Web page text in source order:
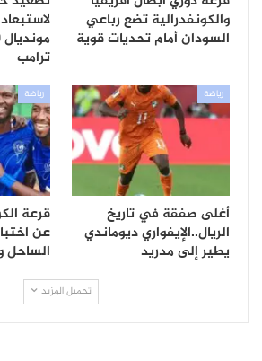
والكونفدرالية تضع رباعي
السودان أمام تحديات قوية
ترامب
رياضة
أغلى صفقة في تاريخ
الريال..الإيفواري ديوماندي
يطير إلى مدريد
رياضة
قرعة
عن
الساحل
تحميل المزيد